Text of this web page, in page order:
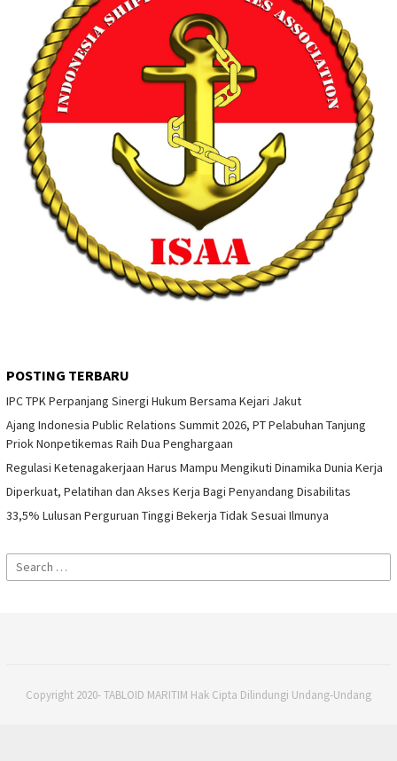
POSTING TERBARU
IPC TPK Perpanjang Sinergi Hukum Bersama Kejari Jakut
Ajang Indonesia Public Relations Summit 2026, PT Pelabuhan Tanjung
Priok Nonpetikemas Raih Dua Penghargaan
Regulasi Ketenagakerjaan Harus Mampu Mengikuti Dinamika Dunia Kerja
Diperkuat, Pelatihan dan Akses Kerja Bagi Penyandang Disabilitas
33,5% Lulusan Perguruan Tinggi Bekerja Tidak Sesuai Ilmunya
Search
for:
Copyright 2020- TABLOID MARITIM Hak Cipta Dilindungi Undang-Undang